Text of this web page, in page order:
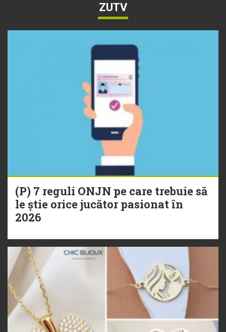
ZUTV
(P) 7 reguli ONJN pe care trebuie să
le știe orice jucător pasionat în
2026